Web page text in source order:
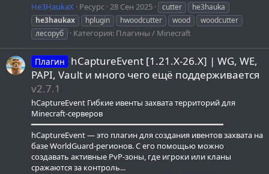
He3HaukaX Ресурс 28 Сен 2025 cutter
he3hauka
he3haukax
hplugin hwoodcutter wood
woodcutter
лесоруб
Категория: Плагины / Minecraft
Плагин
hCaptureEvent [1.21.X-26.X] | WG, WE,
PAPI, Vault и много чего ещё поддерживается
v2.7.1
hCaptureEvent Гибкие ивенты захвата территорий для
Minecraft-серверов
━━━━━━━━━━━━━━━━━━━━━━━━━━━━━━━━━━━━━━━━
hCaptureEvent — это плагин для создания ивентов захвата на
базе WorldGuard-регионов. С его помощью можно
создавать активные PvP-зоны, где игроки или кланы
сражаются за контроль...